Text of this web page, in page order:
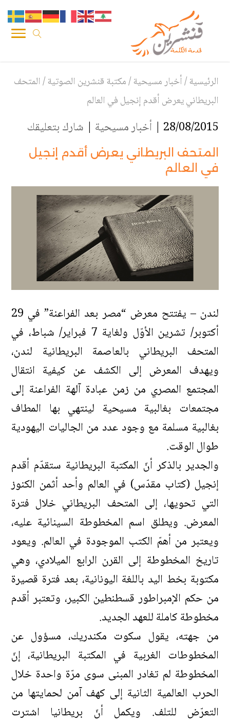
الرئيسية/أخبار مسيحية/مكتبة قنشرين الصوتية/المتحف
البريطاني يعرض أقدم إنجيل في العالم
28/08/2015 | أخبار مسيحية | شارك بتعليقك
المتحف البريطاني يعرض أقدم إنجيل
في العالم
لندن – يفتتح معرض “مصر بعد الفراعنة” في 29
أكتوبر/ تشرين الأوّل ولغاية 7 فبراير/ شباط، في
المتحف البريطاني بالعاصمة البريطانية لندن،
ويهدف المعرض إلى الكشف عن كيفية انتقال
المجتمع المصري من زمن عبادة آلهة الفراعنة إلى
مجتمعات بغالبية مسيحية لينتهي بها المطاف
بغالبية مسلمة مع وجود عدد من الجاليات اليهودية
طوال الوقت.
والجدير بالذكر أنّ المكتبة البريطانية ستقدّم أقدم
إنجيل (كتاب مقدّس) في العالم وأحد أثمن الكنوز
التي تحويها، إلى المتحف البريطاني خلال فترة
المعرض. ويطلق اسم المخطوطة السينائية عليه،
ويعتبر من أهمّ الكتب الموجودة في العالم. ويعود
تاريخ المخطوطة إلى القرن الرابع الميلادي، وهي
مكتوبة بخط اليد باللغة اليونانية، بعد فترة قصيرة
من حكم الإمبراطور قسطنطين الكبير، وتعتبر أقدم
مخطوطة كاملة للعهد الجديد.
من جهته، يقول سكوت مكندريك، مسؤول عن
المخطوطات الغربية في المكتبة البريطانية، إنّ
المخطوطة لم تغادر المبنى سوى مرّة واحدة خلال
الحرب العالمية الثانية إلى كهف آمن لحمايتها من
التعرّض للتلف. ويكمل أنّ بريطانيا اشترت